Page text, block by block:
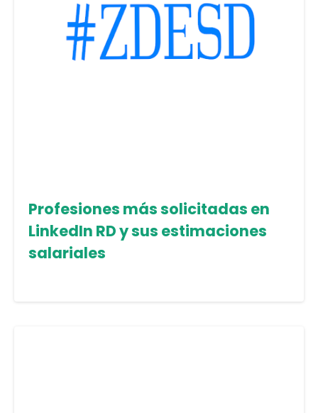
Profesiones más solicitadas en
LinkedIn RD y sus estimaciones
salariales